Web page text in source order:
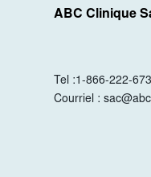
ABC Clinique
Tel :1-866-222-
Courriel :